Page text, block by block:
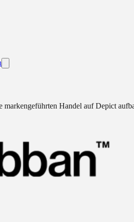
markengeführten Handel auf Depict